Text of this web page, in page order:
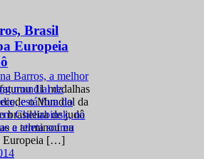
Brasil
Europeia
11 medalhas
o Mundial da
brasileira de judô
e terminou na
Europeia […]